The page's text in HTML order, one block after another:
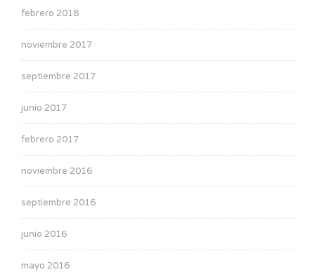
febrero 2018
noviembre 2017
septiembre 2017
junio 2017
febrero 2017
noviembre 2016
septiembre 2016
junio 2016
mayo 2016